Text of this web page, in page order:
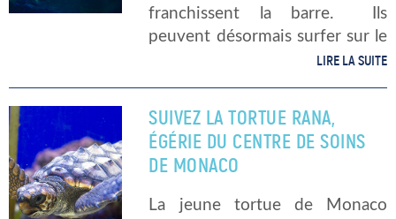
franchissent la barre. Ils
peuvent désormais surfer sur le
line up du très haut de gamme.
LIRE LA SUITE
SUIVEZ LA TORTUE RANA,
ÉGÉRIE DU CENTRE DE SOINS
DE MONACO
La jeune tortue de Monaco